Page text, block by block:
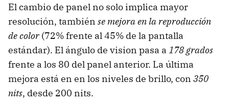
El cambio de panel no solo implica mayor
resolución, también se mejora en la reproducción
de color(72% frente al 45% de la pantalla
estándar). El ángulo de vision pasa a 178 grados
frente a los 80 del panel anterior. La última
mejora está en en los niveles de brillo, con 350
nits, desde 200 nits.